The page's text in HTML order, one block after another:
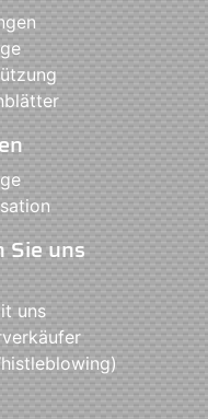
uns
uns